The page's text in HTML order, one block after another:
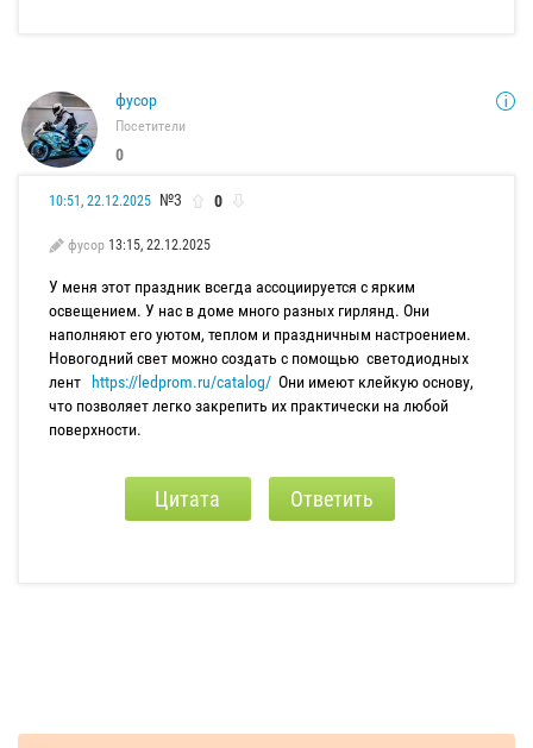
фусор
Посетители
0
10:51, 22.12.2025 №3 0
фусор 13:15, 22.12.2025
У меня этот праздник всегда ассоциируется с ярким
освещением. У нас в доме много разных гирлянд. Они
наполняют его уютом, теплом и праздничным настроением.
Новогодний свет можно создать с помощью светодиодных
лент
https://ledprom.ru/catalog/ Они имеют клейкую основу,
что позволяет легко закрепить их практически на любой
поверхности.
Цитата Ответить